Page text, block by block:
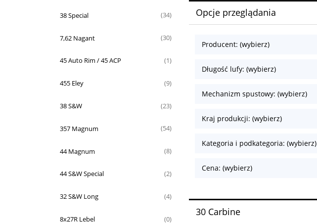
38 Special (34)
7,62 Nagant (30)
45 Auto Rim / 45 ACP (1)
455 Eley (9)
38 S&W (23)
357 Magnum (54)
44 Magnum (8)
44 S&W Special (2)
32 S&W Long (4)
8x27R Lebel (0)
Opcje przeglądania
Producent: (wybierz)
Długość lufy: (wybierz)
Mechanizm spustowy: (wybierz)
Kraj produkcji: (wybierz)
Kategoria i podkategoria: (wybierz)
Cena: (wybierz)
30 Carbine